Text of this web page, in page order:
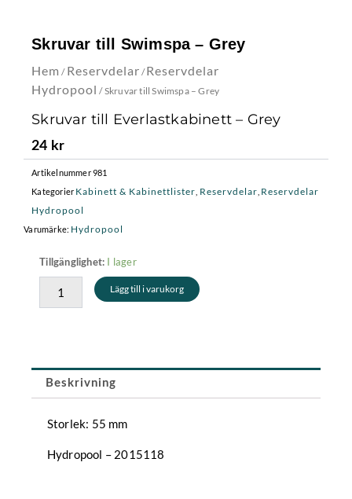
Skruvar till Swimspa – Grey
Hem / Reservdelar /Reservdelar
Hydropool / Skruvar till Swimspa – Grey
Skruvar till Everlastkabinett – Grey
24 kr
Artikelnummer981
Kategorier Kabinett & Kabinettlister Reservdelar Reservdelar
Hydropool
Varumärke: Hydropool
Tillgänglighet: I lager
Skruvar
till
Swimspa
-
Lägg till i varukorg
Beskrivning
Storlek: 55 mm
Hydropool – 2015118